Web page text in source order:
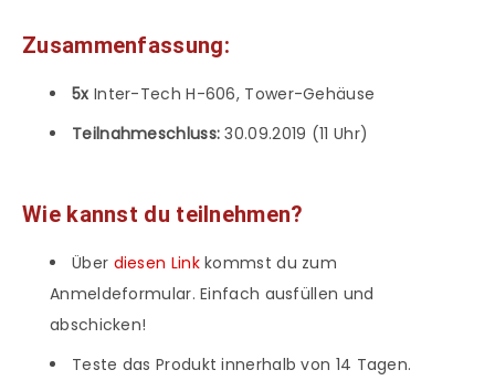
Zusammenfassung:
5x Inter-Tech H-606, Tower-Gehäuse
Teilnahmeschluss: 30.09.2019 (11 Uhr)
Wie kannst du teilnehmen?
Über diesen Linkkommst du zum
Anmeldeformular. Einfach ausfüllen und
abschicken!
Teste das Produkt innerhalb von 14 Tagen.